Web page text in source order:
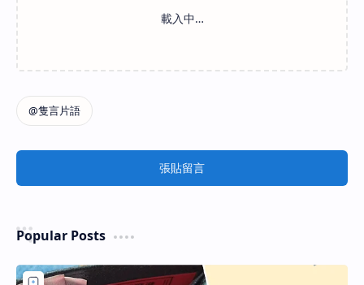
張貼留言
Popular Posts